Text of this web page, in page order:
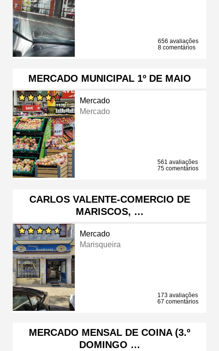
656 avaliações
8 comentários
MERCADO MUNICIPAL 1º DE MAIO
Mercado
Mercado
561 avaliações
75 comentários
CARLOS VALENTE-COMERCIO DE
MARISCOS, …
Mercado
Marisqueira
173 avaliações
67 comentários
MERCADO MENSAL DE COINA (3.º
DOMINGO …